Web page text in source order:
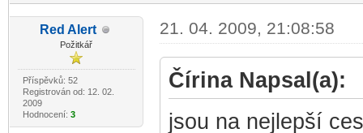
RedAlert
Požitkář
Příspěvků: 52
Registrován od: 12. 02.
2009
Hodnocení: 3
21. 04. 2009, 21:08:58
Čírina Napsal(a):
jsou na nejlepší